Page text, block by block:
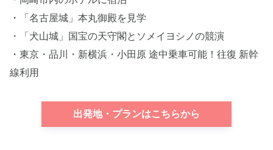
・「名古屋城」本丸御殿を見学
・「犬山城」国宝の天守閣とソメイヨシノの競演
・東京・品川・新横浜・小田原 途中乗車可能！往復 新幹
線利用
出発地・プランはこちらから